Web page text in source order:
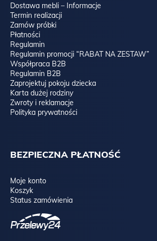
Dostawa mebli – Informacje
Termin realizacji
Zamów próbki
Płatności
Regulamin
Regulamin promocji “RABAT NA ZESTAW”
Współpraca B2B
Regulamin B2B
Zaprojektuj pokoju dziecka
Karta dużej rodziny
Zwroty i reklamacje
Polityka prywatności
BEZPIECZNA PŁATNOŚĆ
Moje konto
Koszyk
Status zamówienia